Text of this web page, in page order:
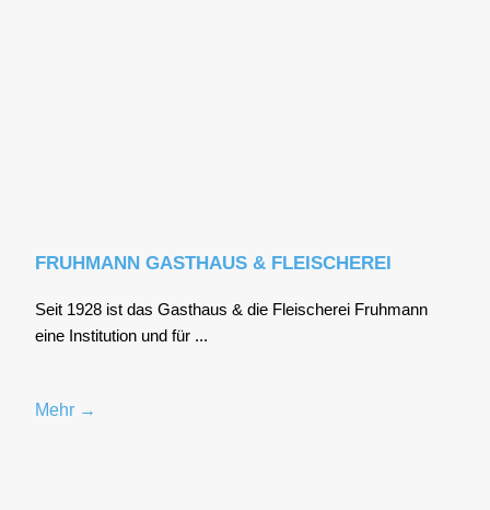
FRUHMANN GASTHAUS & FLEISCHEREI
Seit 1928 ist das Gast­haus & die Flei­sche­rei Fruh­mann
eine Insti­tu­ti­on und für ...
Mehr →